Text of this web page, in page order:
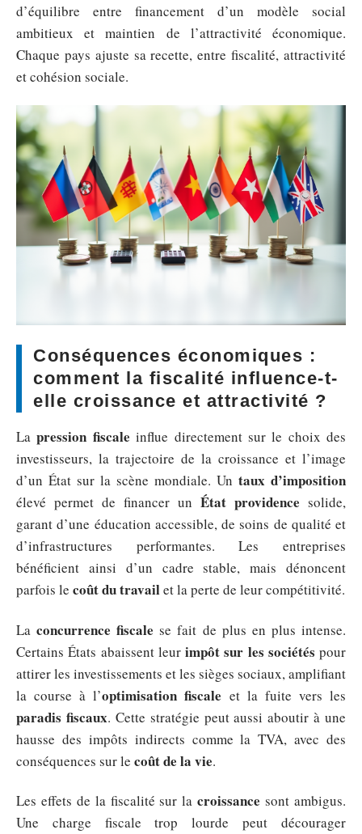
d’équilibre entre financement d’un modèle social
ambitieux et maintien de l’attractivité économique.
Chaque pays ajuste sa recette, entre fiscalité, attractivité
et cohésion sociale.
Conséquences économiques :
comment la fiscalité influence-t-
elle croissance et attractivité ?
Lapression fiscale influe directement sur le choix des
investisseurs, la trajectoire de la croissance et l’image
d’un État sur la scène mondiale. Un taux d’imposition
élevé permet de financer un État providence solide,
garant d’une éducation accessible, de soins de qualité et
d’infrastructures performantes. Les entreprises
bénéficient ainsi d’un cadre stable, mais dénoncent
parfois le coût du travailet la perte de leur compétitivité.
Laconcurrence fiscale se fait de plus en plus intense.
Certains États abaissent leur impôt sur les sociétés pour
attirer les investissements et les sièges sociaux, amplifiant
la course à l’optimisation fiscale et la fuite vers les
paradis fiscaux. Cette stratégie peut aussi aboutir à une
hausse des impôts indirects comme la TVA, avec des
conséquences sur le coût de la vie.
Les effets de la fiscalité sur lacroissance sont ambigus.
Une charge fiscale trop lourde peut décourager